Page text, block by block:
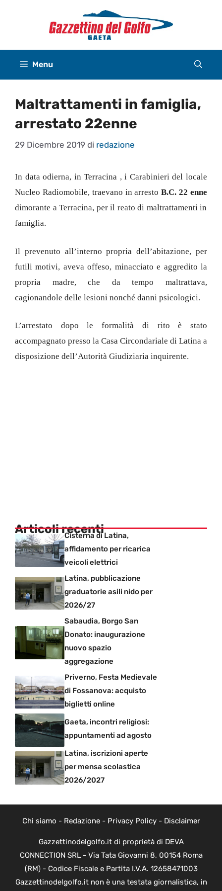
Menu
Maltrattamenti in famiglia,
arrestato 22enne
29 Dicembre 2019 di redazione
In data odierna, in Terracina , i Carabinieri del locale
Nucleo Radiomobile, traevano in arrestoB.C. 22 enne
dimorante a Terracina, per il reato di maltrattamenti in
famiglia.
Il prevenuto all’interno propria dell’abitazione, per
futili motivi, aveva offeso, minacciato e aggredito la
propria madre, che da tempo maltrattava,
cagionandole delle lesioni nonché danni psicologici.
L’arrestato dopo le formalità di rito è stato
accompagnato presso la Casa Circondariale di Latina a
disposizione dell’Autorità Giudiziaria inquirente.
Articoli recenti
Cisterna di Latina,
affidamento per ricarica
veicoli elettrici
Latina, pubblicazione
graduatorie asili nido per
2026/27
Sabaudia, Borgo San
Donato: inaugurazione
nuovo spazio
aggregazione
Priverno, Festa Medievale
di Fossanova: acquisto
biglietti online
Gaeta, incontri religiosi:
appuntamenti ad agosto
Latina, iscrizioni aperte
per mensa scolastica
2026/2027
Chi siamo - Redazione- Privacy Policy- Disclaimer
Gazzettinodelgolfo.it di proprietà di DEVA
CONNECTION SRL - Via Tata Giovanni 8, 00154 Roma
(RM) - Codice Fiscale e Partita I.V.A. 12658471003
Gazzettinodelgolfo.it non è una testata giornalistica, in